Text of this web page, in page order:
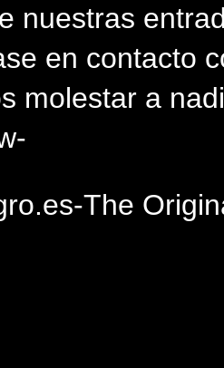
nuestras
en contacto
molestar a
The